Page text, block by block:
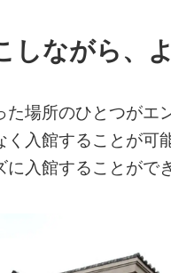
しながら、
た場所のひとつが
入館することが可
入館することがで